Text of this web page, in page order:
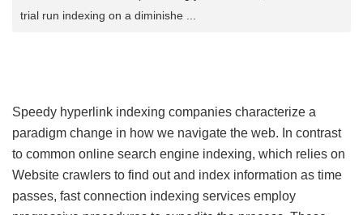
trial run indexing on a diminishe ...
Speedy hyperlink indexing companies characterize a
paradigm change in how we navigate the web. In contrast
to common online search engine indexing, which relies on
Website crawlers to find out and index information as time
passes, fast connection indexing services employ